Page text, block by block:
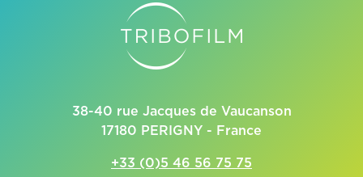
38-40 rue Jacques de Vaucanson
17180 PERIGNY - France
+33 (0)5 46 56 75 75